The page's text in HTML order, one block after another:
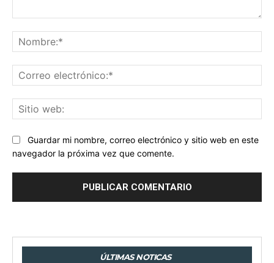
Guardar mi nombre, correo electrónico y sitio web en este
navegador la próxima vez que comente.
ÚLTIMAS NOTICAS